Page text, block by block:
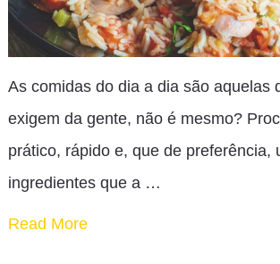
As comidas do dia a dia são aquelas
exigem da gente, não é mesmo?
prático, rápido e, que de preferência,
ingredientes que a …
Read More